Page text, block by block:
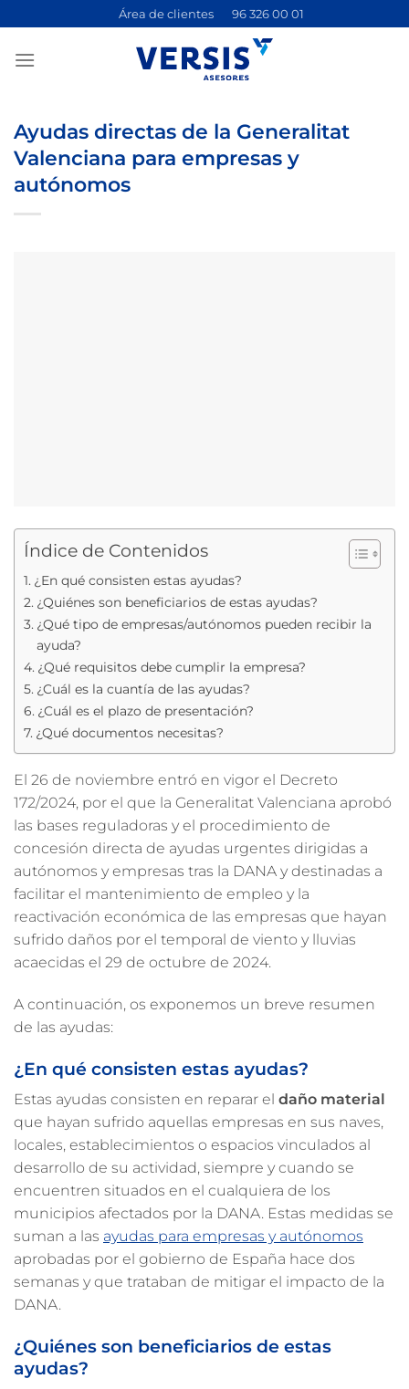
contenido
Área de clientes 96 326 00 01
Ayudas directas de la Generalitat
Valenciana para empresas y
autónomos
Índice de Contenidos
¿En qué consisten estas ayudas?
¿Quiénes son beneficiarios de estas ayudas?
¿Qué tipo de empresas/autónomos pueden recibir la
ayuda?
¿Qué requisitos debe cumplir la empresa?
¿Cuál es la cuantía de las ayudas?
¿Cuál es el plazo de presentación?
¿Qué documentos necesitas?
El 26 de noviembre entró en vigor el Decreto
172/2024, por el que la Generalitat Valenciana aprobó
las bases reguladoras y el procedimiento de
concesión directa de ayudas urgentes dirigidas a
autónomos y empresas tras la DANA y destinadas a
facilitar el mantenimiento de empleo y la
reactivación económica de las empresas que hayan
sufrido daños por el temporal de viento y lluvias
acaecidas el 29 de octubre de 2024.
A continuación, os exponemos un breve resumen
de las ayudas:
¿En qué consisten estas ayudas?
Estas ayudas consisten en reparar el daño material
que hayan sufrido aquellas empresas en sus naves,
locales, establecimientos o espacios vinculados al
desarrollo de su actividad, siempre y cuando se
encuentren situados en el cualquiera de los
municipios afectados por la DANA. Estas medidas se
suman a las ayudas para empresas y autónomos
aprobadas por el gobierno de España hace dos
semanas y que trataban de mitigar el impacto de la
DANA.
¿Quiénes son beneficiarios de estas
ayudas?